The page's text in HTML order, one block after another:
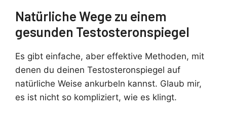
Natürliche Wege zu einem
gesunden Testosteronspiegel
Es gibt einfache, aber effektive Methoden, mit
denen du deinen Testosteronspiegel auf
natürliche Weise ankurbeln kannst. Glaub mir,
es ist nicht so kompliziert, wie es klingt.